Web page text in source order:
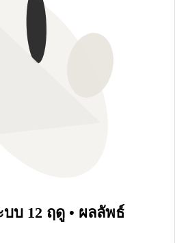
บบ 12 ฤดู • ผลลัพธ์